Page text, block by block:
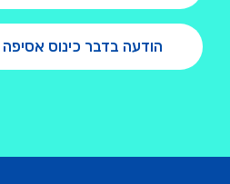
הודעה בדבר כינוס